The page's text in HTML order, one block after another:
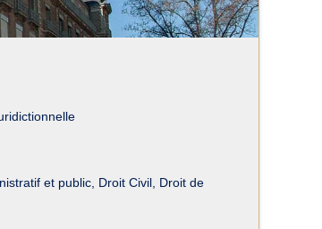
et public Droit Civil Droit de